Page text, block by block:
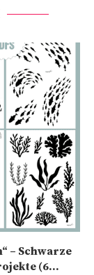
– Schwarze
(6...